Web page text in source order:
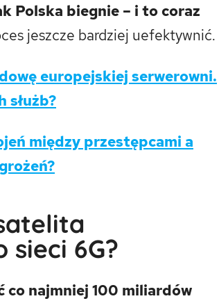
Polska biegnie – i to coraz
jeszcze bardziej uefektywnić.
europejskiej serwerowni.
służb?
między przestępcami a
6G?
co najmniej 100 miliardów